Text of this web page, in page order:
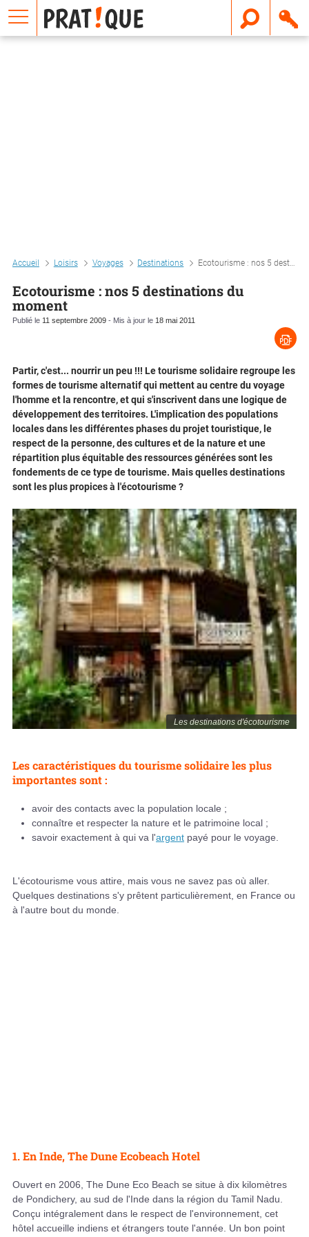
Accueil Loisirs Voyages Destinations Ecotourisme : nos 5 destinations du moment
Ecotourisme : nos 5 destinations du
moment
Publié le 11 septembre 2009 - Mis à jour le 18 mai 2011
Les destinations d'écotourisme
Partir, c'est... nourrir un peu !!! Le tourisme solidaire regroupe les
formes de tourisme alternatif qui mettent au centre du voyage
l'homme et la rencontre, et qui s'inscrivent dans une logique de
développement des territoires. L'implication des populations
locales dans les différentes phases du projet touristique, le
respect de la personne, des cultures et de la nature et une
répartition plus équitable des ressources générées sont les
fondements de ce type de tourisme. Mais quelles destinations
sont les plus propices à l'écotourisme ?
Les caractéristiques du tourisme solidaire les plus
importantes sont :
avoir des contacts avec la population locale ;
connaître et respecter la nature et le patrimoine local ;
savoir exactement à qui va l'argent payé pour le voyage.
L'écotourisme vous attire, mais vous ne savez pas où aller.
Quelques destinations s'y prêtent particulièrement, en France ou
à l'autre bout du monde.
1. En Inde, The Dune Ecobeach Hotel
Ouvert en 2006, The Dune Eco Beach se situe à dix kilomètres
de Pondichery, au sud de l'Inde dans la région du Tamil Nadu.
Conçu intégralement dans le respect de l'environnement, cet
hôtel accueille indiens et étrangers toute l'année. Un bon point
E
m
a